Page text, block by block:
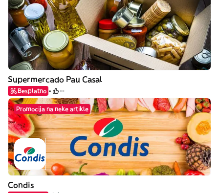
Supermercado Pau Casal
Besplatno --
Promocija na neke artikle
Condis